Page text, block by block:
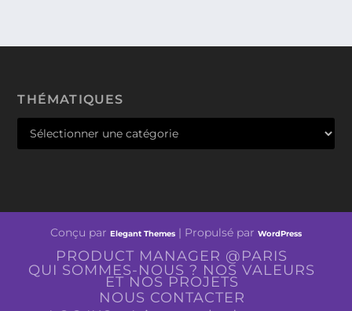
THÉMATIQUES
Conçu par Elegant Themes | Propulsé par WordPress
PRODUCT MANAGER @PARIS
QUI SOMMES-NOUS ? NOS VALEURS
ET NOS PROJETS
NOUS CONTACTER